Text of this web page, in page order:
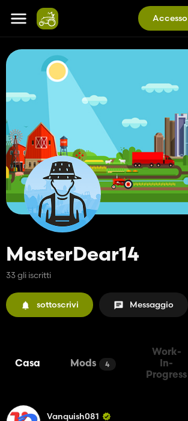
Accesso
MasterDear14
33 gli iscritti
sottoscrivi Messaggio
Casa Mods 4
Work-
In-
Progress
Vanquish081